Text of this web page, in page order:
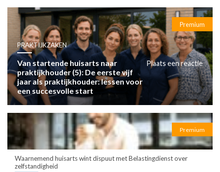
Premium
PRAKTIJKZAKEN
Van startende huisarts naar
praktijkhouder (5): De eerste vijf
jaar als praktijkhouder: lessen voor
een succesvolle start
Plaats een reactie
Premium
Waarnemend huisarts wint dispuut met Belastingdienst over
zelfstandigheid